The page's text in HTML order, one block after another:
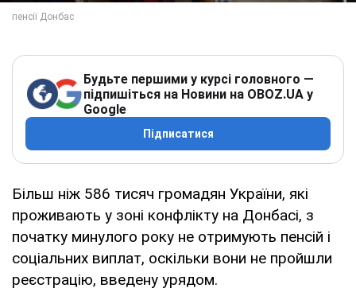
Будьте першими у курсі головного —
підпишіться на Новини на OBOZ.UA у
Google
Підписатися
Більш ніж 586 тисяч громадян України, які
проживають у зоні конфлікту на Донбасі, з
початку минулого року не отримують пенсій і
соціальних виплат, оскільки вони не пройшли
реєстрацію, введену урядом.